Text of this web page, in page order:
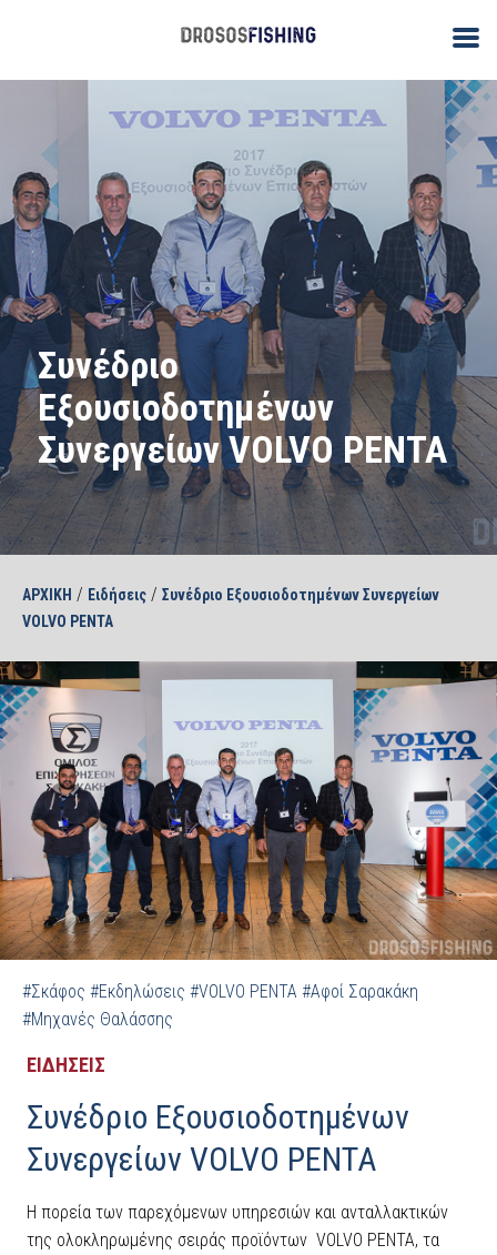
Συνέδριο
Εξουσιοδοτημένων
Συνεργείων VOLVO PENTA
ΑΡΧΙΚΗ / Ειδήσεις / Συνέδριο Εξουσιοδοτημένων Συνεργείων
VOLVO PENTA
#Σκάφος #Εκδηλώσεις #VOLVO PENTA #Αφοί Σαρακάκη
#Μηχανές Θαλάσσης
ΕΙΔΗΣΕΙΣ
Συνέδριο Εξουσιοδοτημένων
Συνεργείων VOLVO PENTA
Η πορεία των παρεχόμενων υπηρεσιών και ανταλλακτικών
της ολοκληρωμένης σειράς προϊόντων VOLVO PENTA, τα